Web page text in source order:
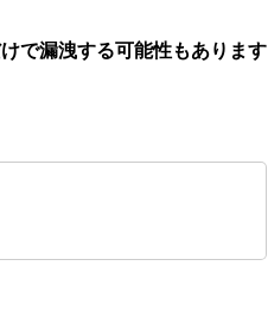
で漏洩する可能性もあります